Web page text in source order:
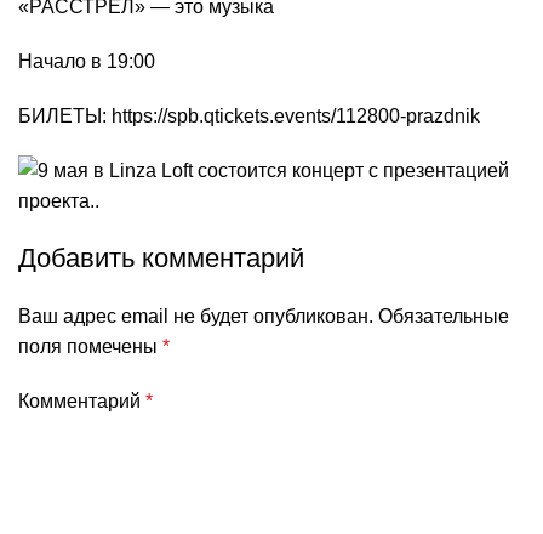
«РАССТРЕЛ» — это музыка
Начало в 19:00
БИЛЕТЫ: https://spb.qtickets.events/112800-prazdnik
Добавить комментарий
Ваш адрес email не будет опубликован. Обязательные
поля помечены *
Комментарий *